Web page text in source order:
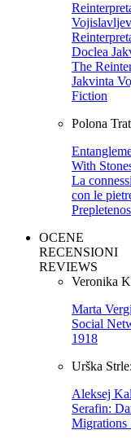
Doclea
The
Jakvinta
Fiction
Polona
With
La
con le
OCENE
RECENSIONI
REVIEWS
Veronika
Marta
Social
1918
Urška Strle:
Aleksej
Serafin:
Migrations